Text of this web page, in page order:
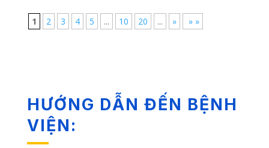
1 2 3 4 5 ... 10 20 ... » » »
HƯỚNG DẪN ĐẾN BỆNH
VIỆN: